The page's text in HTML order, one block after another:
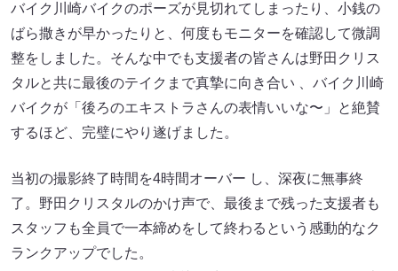
バイク川崎バイクのポーズが見切れてしまったり、小銭の
ばら撒きが早かったりと、何度もモニターを確認して微調
整をしました。そんな中でも支援者の皆さんは野⽥クリス
タルと共に最後のテイクまで真摯に向き合い 、バイク川崎
バイクが「後ろのエキストラさんの表情いいな〜」と絶賛
するほど、完璧にやり遂げました。
当初の撮影終了時間を4時間オーバー し、深夜に無事終
了。野⽥クリスタルのかけ声で、最後まで残った支援者も
スタッフも全員で一本締めをして終わるという感動的なク
ランクアップでした。